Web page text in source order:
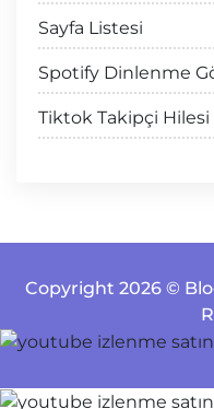
Sayfa Listesi
Spotify Dinlenme
Tiktok Takipçi Hilesi
Copyright 2026 ©